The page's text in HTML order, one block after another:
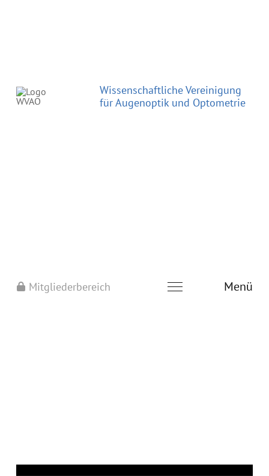
Wissenschaftliche Vereinigung
für Augenoptik und Optometrie
Mitgliederbereich Menü